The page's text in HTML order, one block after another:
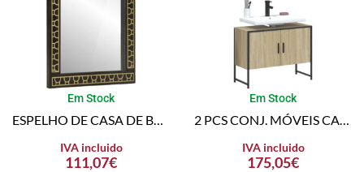
Em Stock
111,07€
IVA incluido
Em Stock
175,05€
IVA incluido